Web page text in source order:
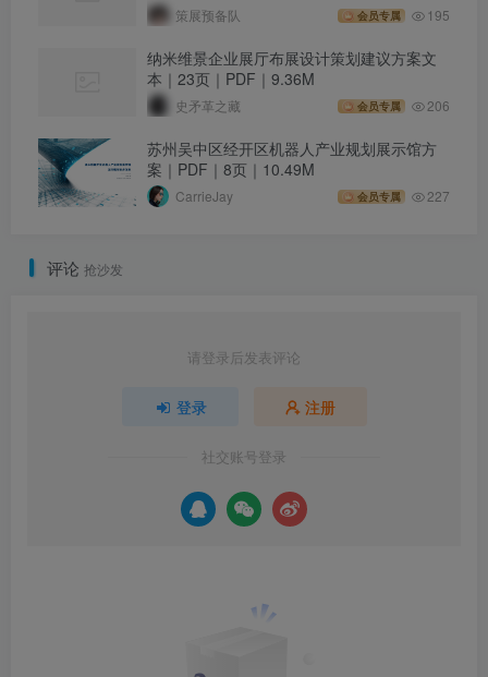
策展预备队 会员专属 195
纳米维景企业展厅布展设计策划建议方案文
本｜23页｜PDF｜9.36M
史矛革之藏 会员专属 206
苏州吴中区经开区机器人产业规划展示馆方
案｜PDF｜8页｜10.49M
CarrieJay 会员专属 227
评论 抢沙发
请登录后发表评论
登录 注册
社交账号登录